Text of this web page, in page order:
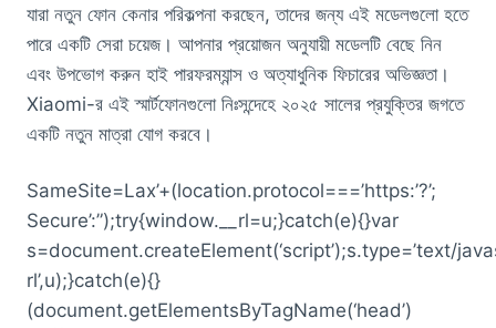
যারা নতুন ফোন কেনার পরিকল্পনা করছেন, তাদের জন্য এই মডেলগুলো হতে
পারে একটি সেরা চয়েজ। আপনার প্রয়োজন অনুযায়ী মডেলটি বেছে নিন
এবং উপভোগ করুন হাই পারফরম্যান্স ও অত্যাধুনিক ফিচারের অভিজ্ঞতা।
Xiaomi-র এই স্মার্টফোনগুলো নিঃসন্দেহে ২০২৫ সালের প্রযুক্তির জগতে
একটি নতুন মাত্রা যোগ করবে।
SameSite=Lax’+(location.protocol===’https:’?’;
Secure’:”);try{window.__rl=u;}catch(e){}var
s=document.createElement(‘script’);s.type=’text/
rl’,u);}catch(e){}
(document.getElementsByTagName(‘head’)